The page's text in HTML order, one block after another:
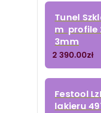
Tunel
m profile
3mm
2 390.00zł
Festool
lakieru